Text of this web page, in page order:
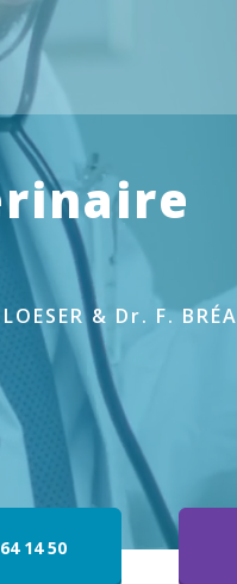
& Dr. F.
14 50